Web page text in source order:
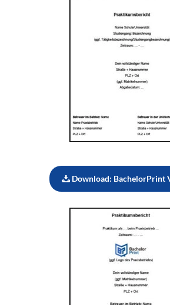
Download: BachelorPrint